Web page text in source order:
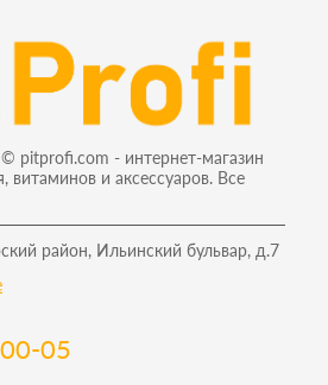
pitprofi.com - интернет-магазин
витаминов и аксессуаров. Все
район, Ильинский бульвар, д.7
05